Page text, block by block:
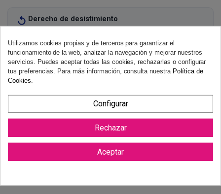
Derecho de desistimiento
Dispones de 14 días naturales para desistir de tu compra, sin
necesidad de justificación.
Utilizamos cookies propias y de terceros para garantizar el
funcionamiento de la web, analizar la navegación y mejorar nuestros
servicios. Puedes aceptar todas las cookies, rechazarlas o configurar
tus preferencias. Para más información, consulta nuestra Política de
Cookies
Configurar
Rechazar
Aceptar